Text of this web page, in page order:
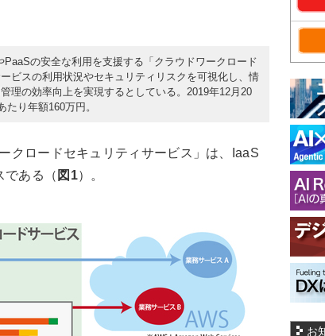
の安全な利用を支援する「クラウドワークロード
ビスの利用状況やセキュリティリスクを可視化し、情
理の効率向上を実現するとしている。2019年12月20
り年額160万円。
クロードセキュリティサービス」は、IaaS
である（ 図1）。
お